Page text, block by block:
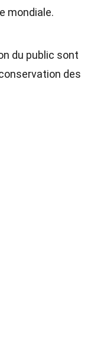
mondiale.
du public sont
des